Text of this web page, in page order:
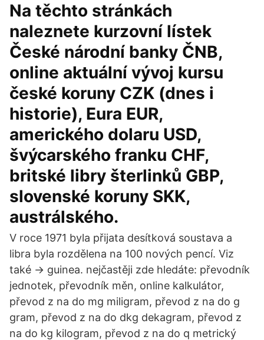
Na těchto stránkách
naleznete kurzovní lístek
České národní banky ČNB,
online aktuální vývoj kursu
české koruny CZK (dnes i
historie), Eura EUR,
amerického dolaru USD,
švýcarského franku CHF,
britské libry šterlinků GBP,
slovenské koruny SKK,
austrálského.
V roce 1971 byla přijata desítková soustava a
libra byla rozdělena na 100 nových pencí. Viz
také → guinea. nejčastěji zde hledáte: převodník
jednotek, převodník měn, online kalkulátor,
převod z na do mg miligram, převod z na do g
gram, převod z na do dkg dekagram, převod z
na do kg kilogram, převod z na do q metrický